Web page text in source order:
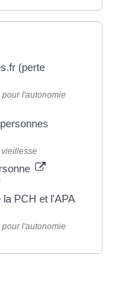
(perte
l'autonomie
PCH et l'APA
l'autonomie